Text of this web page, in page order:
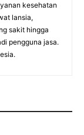
kesehatan
lansia,
sakit hingga
pengguna jasa.